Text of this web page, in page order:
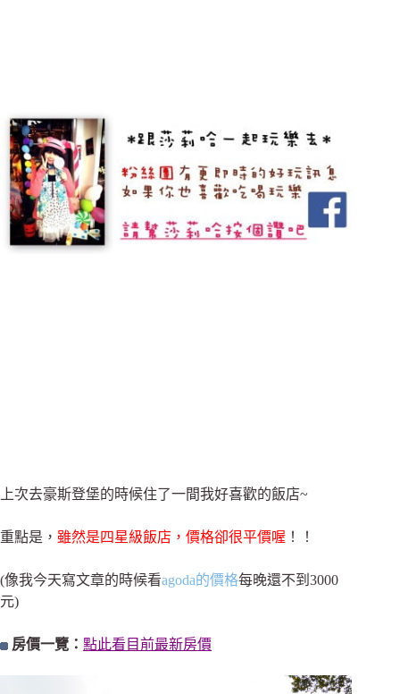
上次去豪斯登堡的時候住了一間我好喜歡的飯店~
重點是， 雖然是四星級飯店，價格卻很平價喔 ！！
(像我今天寫文章的時候看agoda的價格每晚還不到3000
元)
房價一覽： 點此看目前最新房價